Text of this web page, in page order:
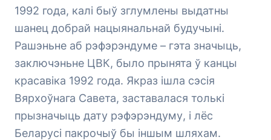
1992 года, калі быў зглумлены выдатны
шанец добрай нацыянальнай будучыні.
Рашэньне аб рэфэрэндуме – гэта значыць,
заключэньне ЦВК, было прынята ў канцы
красавіка 1992 года. Якраз ішла сэсія
Вярхоўнага Савета, заставалася толькі
прызначыць дату рэфэрэндуму, і лёс
Беларусі пакрочыў бы іншым шляхам.